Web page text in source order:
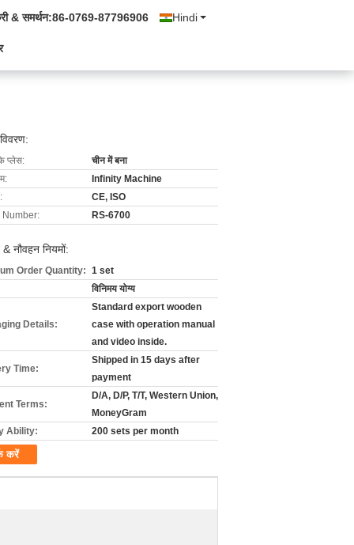
Hindi
& समर्थन:86-0769-87796906
के प्लेस:
चीन में बना
Infinity Machine
CE, ISO
Number:
RS-6700
नौवहन नियमों:
Order Quantity: 1 set
विनिमय योग्य
Details:
Standard export wooden
case with operation manual
and video inside.
Time:
Shipped in 15 days after
payment
Terms:
D/A, D/P, T/T, Western Union,
MoneyGram
Ability:
200 sets per month
करें